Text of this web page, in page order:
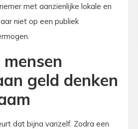
met aanzienlijke lokale en
niet op een publiek
geld denken
dat bijna vanzelf. Zodra een